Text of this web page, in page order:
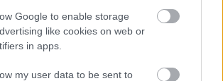
Google to enable storage
like cookies on web or
in apps.
my user data to be sent to